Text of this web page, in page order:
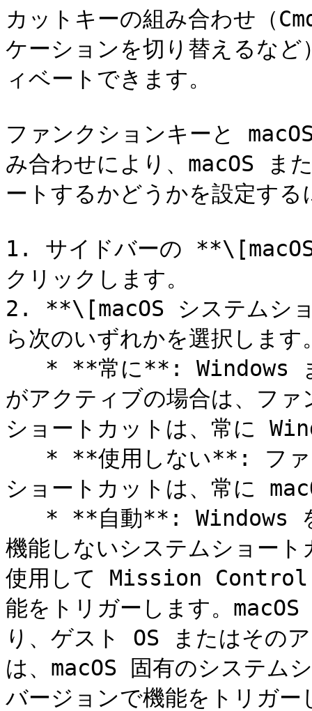
カットキーの組み合わせ（
ケーションを切り替えるな
ィベートできます。
ファンクションキーと
み合わせにより、macOS ま
ートするかどうかを設定す
1. サイドバーの
クリックします。
2. **\[macOS システムシ
ら次のいずれかを選択します
がアクティブの場合は、フ
ショートカットは、常に
ショートカットは、常に
機能しないシステムショー
使用して Mission Control
能をトリガーします。
り、ゲスト OS またはその
は、macOS 固有のシステム
バージョンで機能をトリガー